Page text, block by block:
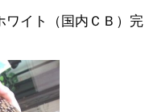
イト（国内ＣＢ）完